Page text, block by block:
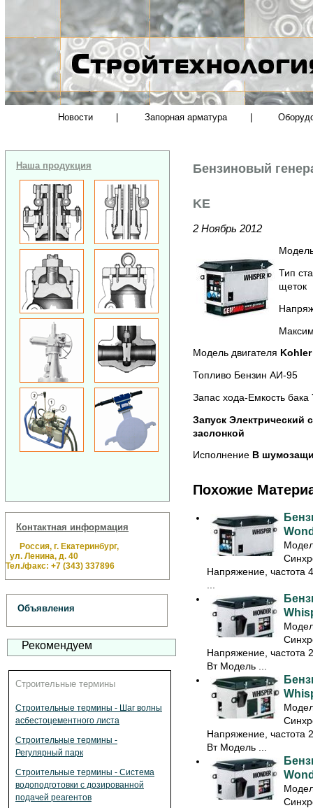
Новости Запорная арматура
Наша продукция
Контактная информация
Россия, г. Екатеринбург,
ул. Ленина, д. 40
Тел./факс: +7 (343) 337896
Объявления
Рекомендуем
Строительные термины
Строительные термины - Шаг волны
асбестоцементного листа
Строительные термины -
Регулярный парк
Строительные термины - Система
водоподготовки с дозированной
подачей реагентов
Бензиновый
KE
2 Ноябрь 2012
Тип
щеток
Модель двигателя Kohler
Топливо Бензин АИ-95
Запас хода-Емкость бака
Запуск Электрический
заслонкой
ИсполнениеВ
Похожие
Напряжение, частота
Напряжение, частота
Вт Модель ...
Напряжение, частота
Вт Модель ...